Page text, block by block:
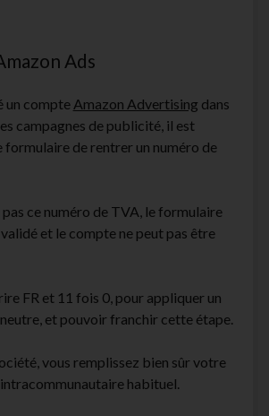
Ads
un compte Amazon Advertising dans
campagnes de publicité, il est
formulaire de rentrer un numéro de
pas ce numéro de TVA, le formulaire
et le compte ne peut pas être
FR et 11 fois 0, pour appliquer un
et pouvoir franchir cette étape.
vous remplissez bien sûr votre
habituel.